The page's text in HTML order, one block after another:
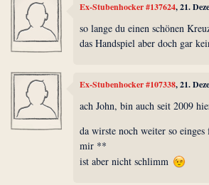
Ex-Stubenhocker #137624, 21.
so lange du einen schönen
das Handspiel aber doch gar
Ex-Stubenhocker #107338, 21.
ach John, bin auch seit 2009
da wirste noch weiter so
mir **
ist aber nicht schlimm